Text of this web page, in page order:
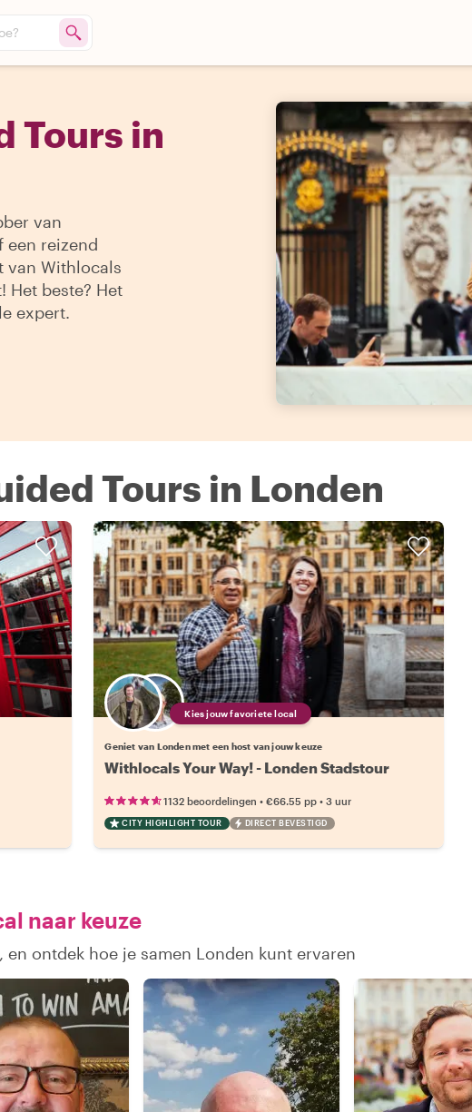
Tours in
van
een reizend
van Withlocals
Het beste? Het
expert.
Tours in Londen
Kies jouw favoriete local
Geniet van Londen met een host van jouw keuze
Withlocals Your Way! - Londen Stadstour
1132 beoordelingen •€66.55 pp •3 uur
CITY HIGHLIGHT TOUR DIRECT BEVESTIGD
naar keuze
ontdek hoe je samen Londen kunt ervaren